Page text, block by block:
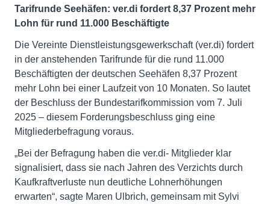
Tarifrunde Seehäfen: ver.di fordert 8,37 Prozent mehr
Lohn für rund 11.000 Beschäftigte
Die Vereinte Dienstleistungsgewerkschaft (ver.di) fordert
in der anstehenden Tarifrunde für die rund 11.000
Beschäftigten der deutschen Seehäfen 8,37 Prozent
mehr Lohn bei einer Laufzeit von 10 Monaten. So lautet
der Beschluss der Bundestarifkommission vom 7. Juli
2025 – diesem Forderungsbeschluss ging eine
Mitgliederbefragung voraus.
„Bei der Befragung haben die ver.di- Mitglieder klar
signalisiert, dass sie nach Jahren des Verzichts durch
Kaufkraftverluste nun deutliche Lohnerhöhungen
erwarten“, sagte Maren Ulbrich, gemeinsam mit Sylvi